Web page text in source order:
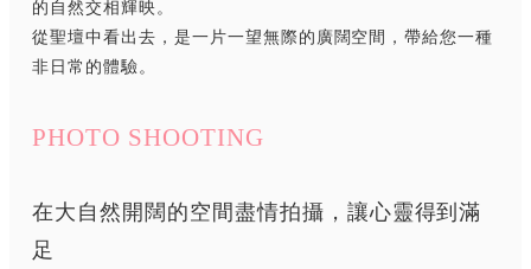
的自然交相輝映。
從聖壇中看出去，是一片一望無際的廣闊空間，帶給您一種
非日常的體驗。
PHOTO SHOOTING
在大自然開闊的空間盡情拍攝，讓心靈得到滿
足